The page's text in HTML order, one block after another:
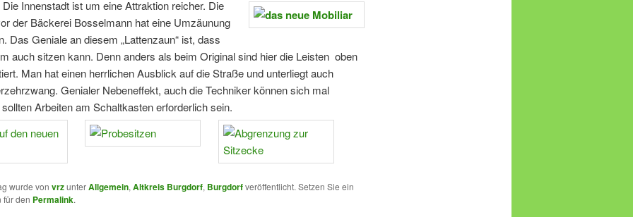
Die Innenstadt ist um eine Attraktion reicher. Die
der Bäckerei Bosselmann hat eine Umzäunung
Das Geniale an diesem „Lattenzaun“ ist, dass
auch sitzen kann. Denn anders als beim Original sind hier die Leisten oben
Man hat einen herrlichen Ausblick auf die Straße und unterliegt auch
Genialer Nebeneffekt, auch die Techniker können sich mal
Arbeiten am Schaltkasten erforderlich sein.
wurde von vrzunterAllgemein,Altkreis Burgdorf, Burgdorfveröffentlicht. Setzen Sie ein
für den Permalink.